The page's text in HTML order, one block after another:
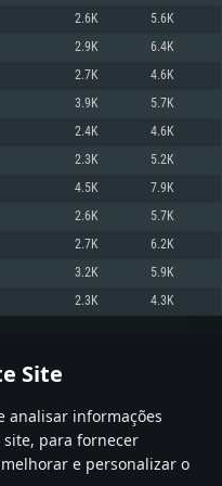
Site
analisar informações
site, para fornecer
e personalizar o
77XX / NVIDIA GeForce
AMD/Nvidia para Mac.
Metal.
recentes (não mais de 6
mais recentes com suporte
mínima suportada: 720p.
mais recentes (não mais de 6
com os drivers mais recentes
2.6K 5.6K
2.9K 6.4K
2.7K 4.6K
3.9K 5.7K
2.4K 4.6K
2.3K 5.2K
4.5K 7.9K
2.6K 5.7K
2.7K 6.2K
3.2K 5.9K
2.3K 4.3K